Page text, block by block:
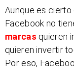
Aunque es cierto
Facebook no
marcas quieren
quieren invertir
Por eso,